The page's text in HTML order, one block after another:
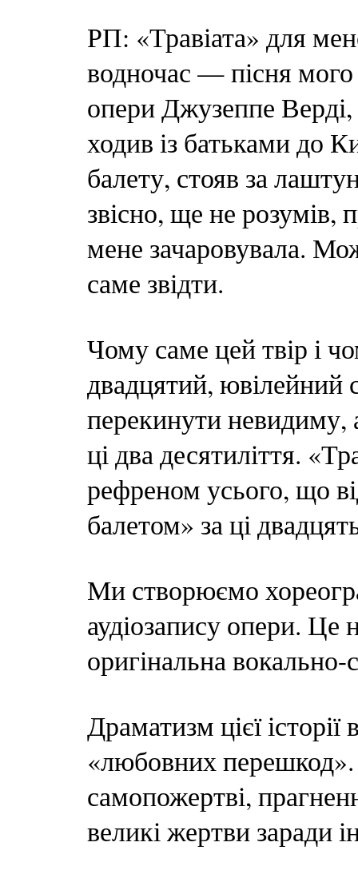
РП: «Травіата» для
водночас — пісня мого
опери Джузеппе
ходив із батьками до
балету, стояв за
звісно, ще не розумів,
мене зачаровувала.
саме звідти.
Чому саме цей твір і
двадцятий, ювілейний
перекинути
ці два десятиліття.
рефреном усього, що
балетом» за ці
Ми створюємо
аудіозапису опери. Це
оригінальна
Драматизм цієї
«любовних
самопожертві,
великі жертви заради